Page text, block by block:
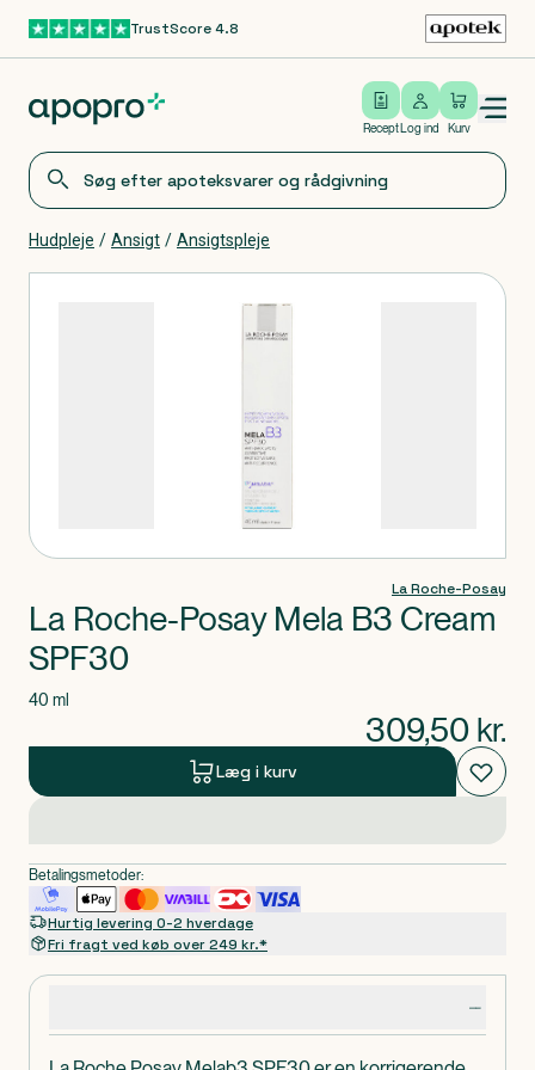
Gå til hovedindholdTrustScore 4.8
Recept
Log ind
Log ind Kurv
Open/close menu
Hudpleje / Ansigt / Ansigtspleje
La Roche-Posay
La Roche-Posay Mela B3 Cream
SPF30
40 ml
309,50 kr.
Læg i kurv
Betalingsmetoder:
Hurtig levering 0-2 hverdage
Fri fragt ved køb over 249 kr.*